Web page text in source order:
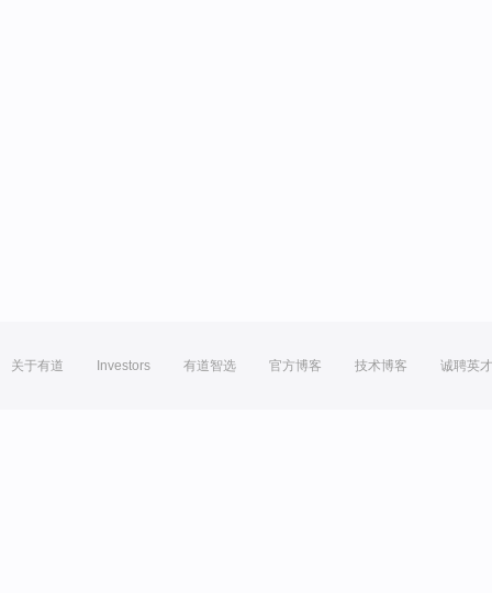
关于有道 Investors 有道智选 官方博客 技术博客 诚聘英才